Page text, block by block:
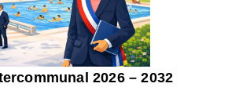
2026 – 2032